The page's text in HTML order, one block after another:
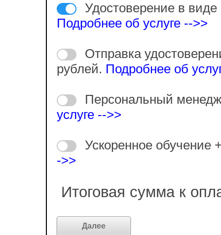
Удостоверение в виде
Подробнее об услуге -->>
Отправка
рублей. Подробнее об
Персональный
услуге -->>
Ускоренное обучение
->>
Итоговая сумма к